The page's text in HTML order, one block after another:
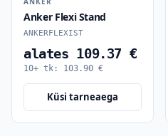
Anker Flexi Stand
ANKERFLEXIST
alates 109.37 €
10+ tk: 103.90 €
Küsi tarneaega